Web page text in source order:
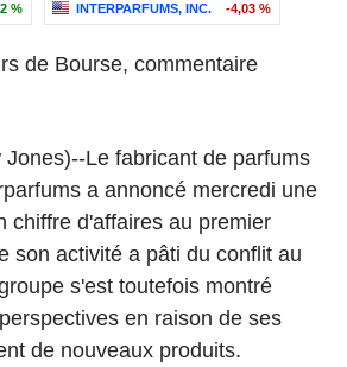
% INTERPARFUMS, INC. -4,03 %
de Bourse, commentaire
Jones)--Le fabricant de parfums
a annoncé mercredi une
chiffre d'affaires au premier
son activité a pâti du conflit au
s'est toutefois montré
en raison de ses
de nouveaux produits.